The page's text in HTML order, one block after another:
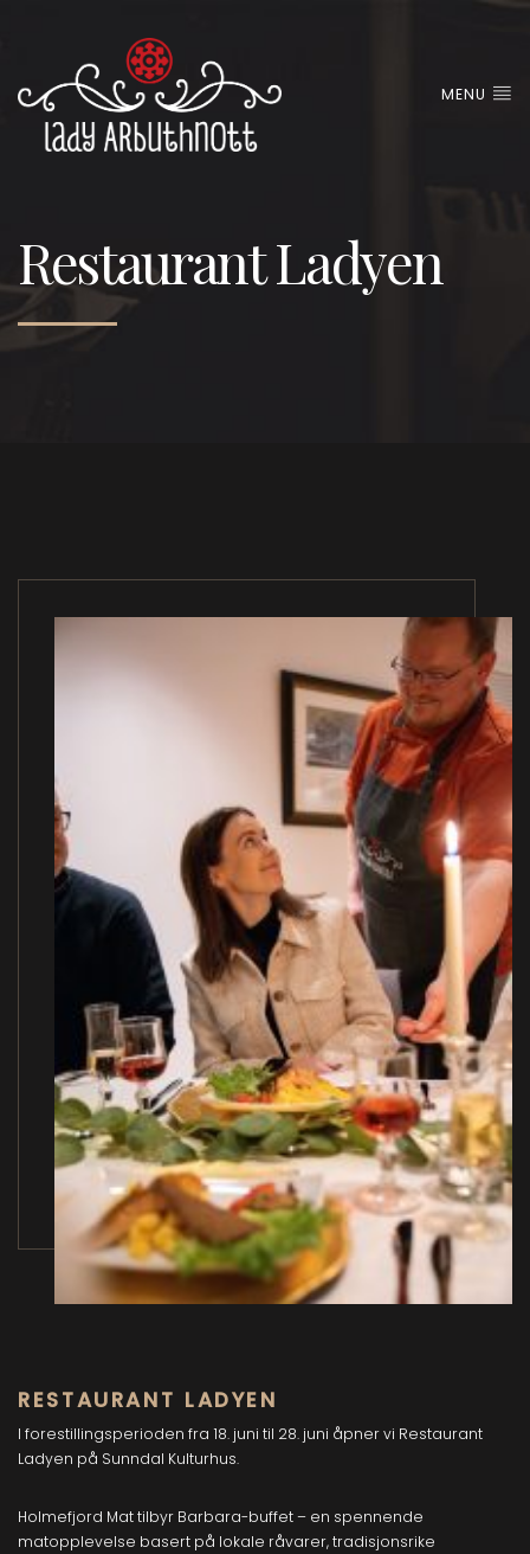
MENU
Restaurant Ladyen
RESTAURANT LADYEN
I forestillingsperioden fra 18. juni til 28. juni åpner vi Restaurant
Ladyen på Sunndal Kulturhus.
Holmefjord Mat tilbyr Barbara-buffet – en spennende
matopplevelse basert på lokale råvarer, tradisjonsrike